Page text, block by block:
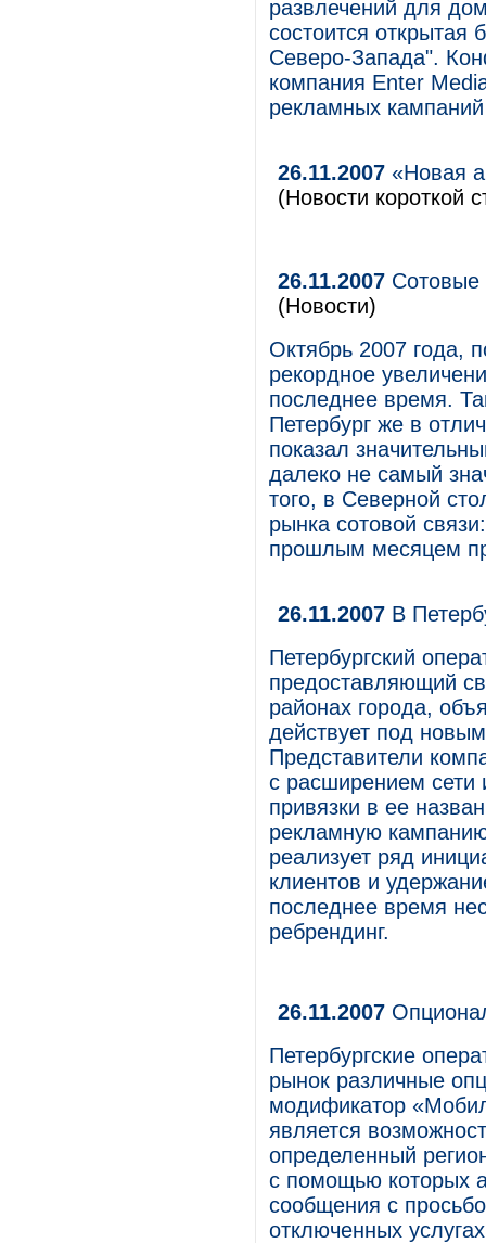
развлечений для
состоится
Северо-Запада".
компания Enter
рекламных
26.11.2007 «Новая
(Новости короткой
26.11.2007 Сотовые
(Новости)
Октябрь 2007 года,
рекордное
последнее время.
Петербург же в
показал
далеко не самый
того, в Северной
рынка сотовой
прошлым месяцем
26.11.2007 В
Петербургский
предоставляющий
районах города,
действует под
Представители
с расширением сети
привязки в ее
рекламную
реализует ряд
клиентов и
последнее время
ребрендинг.
26.11.2007
Петербургские
рынок различные
модификатор
является
определенный
с помощью которых
сообщения с
отключенных